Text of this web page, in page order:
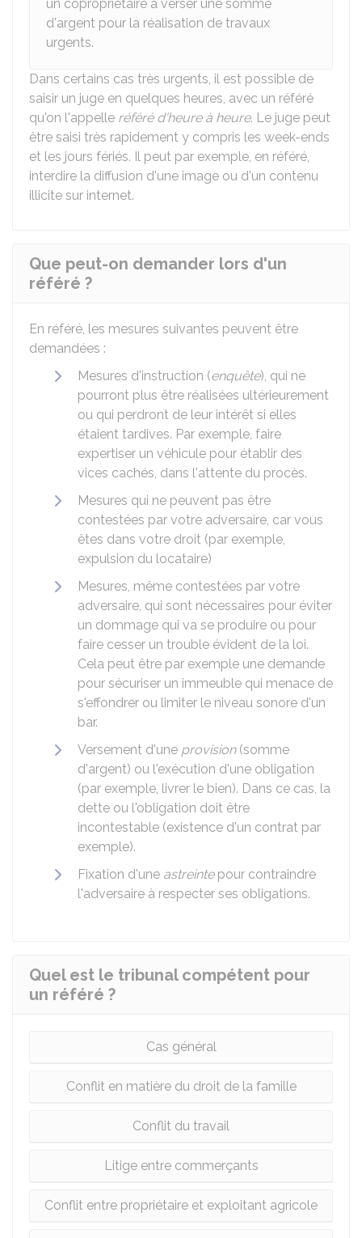
un copropriétaire à verser une somme
d'argent pour la réalisation de travaux
urgents.
Dans certains cas très urgents, il est possible de
saisir un juge en quelques heures, avec un référé
qu'on l'appelle référé d'heure à heure. Le juge peut
être saisi très rapidement y compris les week-ends
et les jours fériés. Il peut par exemple, en référé,
interdire la diffusion d'une image ou d'un contenu
illicite sur internet.
Que peut-on demander lors d'un
référé ?
En référé, les mesures suivantes peuvent être
demandées :
Mesures d'instruction (enquête), qui ne
pourront plus être réalisées ultérieurement
ou qui perdront de leur intérêt si elles
étaient tardives. Par exemple, faire
expertiser un véhicule pour établir des
vices cachés, dans l'attente du procès.
Mesures qui ne peuvent pas être
contestées par votre adversaire, car vous
êtes dans votre droit (par exemple,
expulsion du locataire)
Mesures, même contestées par votre
adversaire, qui sont nécessaires pour éviter
un dommage qui va se produire ou pour
faire cesser un trouble évident de la loi.
Cela peut être par exemple une demande
pour sécuriser un immeuble qui menace de
s'effondrer ou limiter le niveau sonore d'un
bar.
Versement d'une provision(somme
d'argent) ou l'exécution d'une obligation
(par exemple, livrer le bien). Dans ce cas, la
dette ou l'obligation doit être
incontestable (existence d'un contrat par
exemple).
Fixation d'une astreintepour contraindre
l'adversaire à respecter ses obligations.
Quel est le tribunal compétent pour
un référé ?
Cas général
Conflit en matière du droit de la famille
Conflit du travail
Litige entre commerçants
Conflit entre propriétaire et exploitant agricole